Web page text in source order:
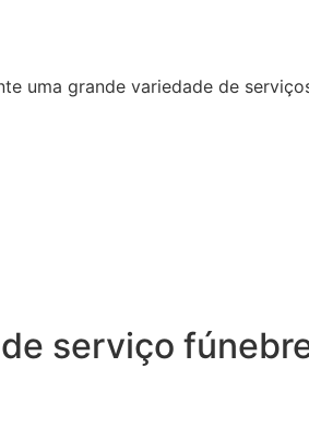
uma grande variedade de
serviço